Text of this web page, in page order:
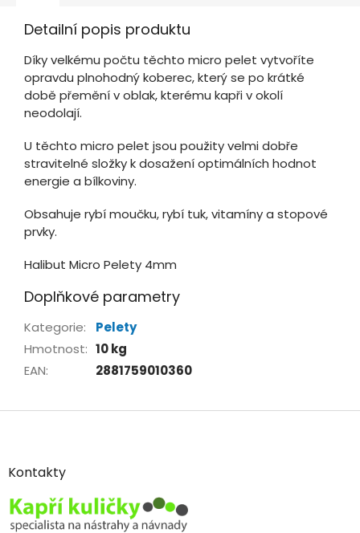
Detailní popis produktu
Díky velkému počtu těchto micro pelet vytvoříte
opravdu plnohodný koberec, který se po krátké
době přemění v oblak, kterému kapři v okolí
neodolají.
U těchto micro pelet jsou použity velmi dobře
stravitelné složky k dosažení optimálních hodnot
energie a bílkoviny.
Obsahuje rybí moučku, rybí tuk, vitamíny a stopové
prvky.
Halibut Micro Pelety 4mm
Doplňkové parametry
Kategorie:
Pelety
Hmotnost: 10 kg
EAN: 2881759010360
Z
aKontakty